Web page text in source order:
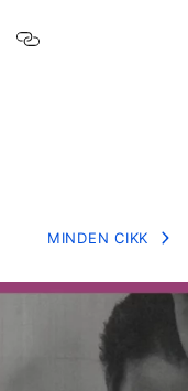
MINDEN CIKK